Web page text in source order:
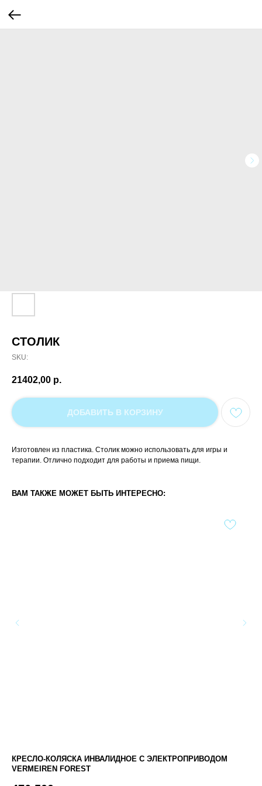
СТОЛИК
SKU:
21402,00 р.
ДОБАВИТЬ В КОРЗИНУ
Изготовлен из пластика. Столик можно использовать для игры и
терапии. Отлично подходит для работы и приема пищи.
ВАМ ТАКЖЕ МОЖЕТ БЫТЬ ИНТЕРЕСНО:
КРЕСЛО-КОЛЯСКА ИНВАЛИДНОЕ С ЭЛЕКТРОПРИВОДОМ
VERMEIREN FOREST